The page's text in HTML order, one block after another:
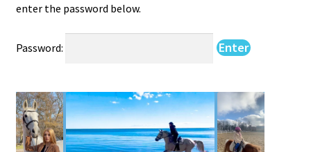
Karnety
Rezerwacja Jazd Konnych
Jazdy Klubu
enter the password below.
Password: